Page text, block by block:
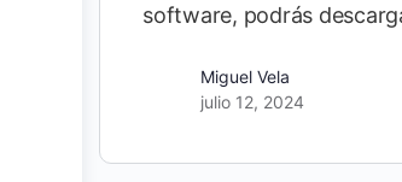
software, podrás
Miguel Vela
julio 12, 2024